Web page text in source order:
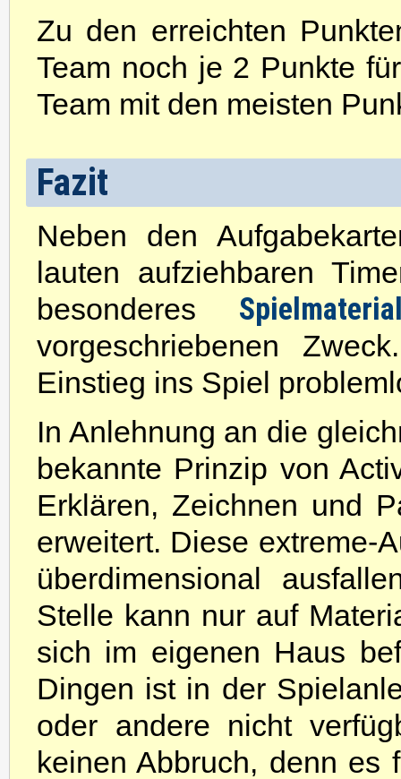
Zu den erreichten
Team noch je 2 Punkte
Team mit den meisten
Fazit
Neben den
lauten aufziehbaren
besonderes
vorgeschriebenen
Einstieg ins Spiel
In Anlehnung an die
bekannte Prinzip von
Erklären, Zeichnen und
erweitert. Diese extreme-
überdimensional
Stelle kann nur auf
sich im eigenen Haus
Dingen ist in der
oder andere nicht
keinen Abbruch, denn es